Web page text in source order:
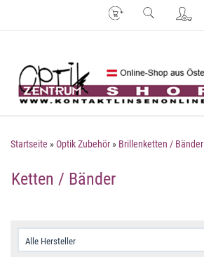
Startseite »Optik Zubehör » Brillenketten / Bänder
Ketten / Bänder